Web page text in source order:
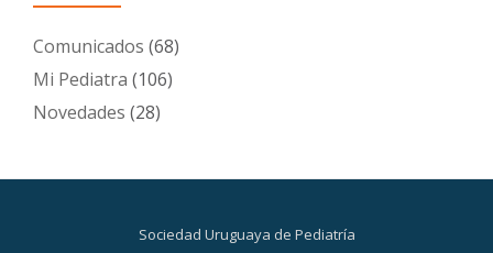
Comunicados (68)
Mi Pediatra (106)
Novedades (28)
Sociedad Uruguaya de Pediatría